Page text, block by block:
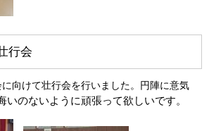
行会
向けて壮行会を行いました。円陣に意気
いのないように頑張って欲しいです。